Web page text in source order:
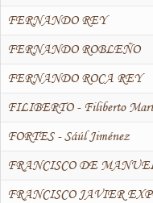
FERNANDO REY
FERNANDO ROBLEÑO
FERNANDO ROCA REY
FILIBERTO - Filiberto
FORTES - Sáúl Jiménez
FRANCISCO DE
FRANCISCO JAVIER